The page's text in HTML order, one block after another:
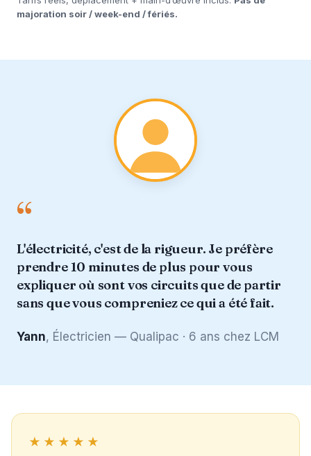
majoration soir / week-end / fériés.
“
L'électricité, c'est de la rigueur. Je préfère
prendre 10 minutes de plus pour vous
expliquer où sont vos circuits que de partir
sans que vous compreniez ce qui a été fait.
Yann, Électricien — Qualipac · 6 ans chez LCM
★★★★★